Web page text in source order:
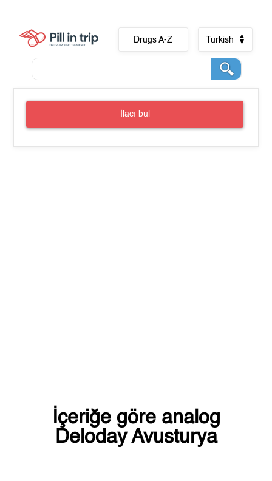
Drugs A-Z Turkish
İlacı bul
İçeriğe göre analog
Deloday Avusturya